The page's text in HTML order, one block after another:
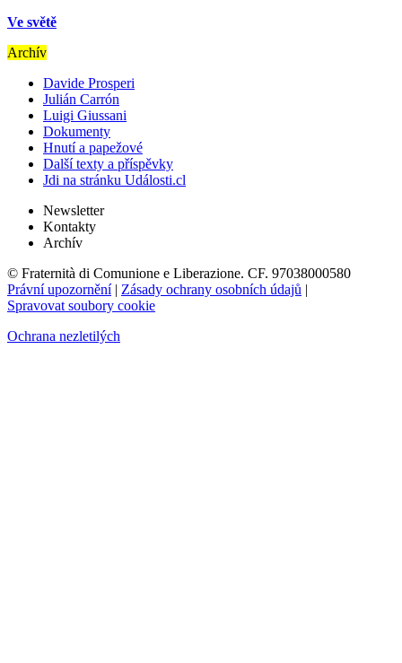
Ve světě
Archív
Davide Prosperi
Julián Carrón
Luigi Giussani
Dokumenty
Hnutí a papežové
Další texty a příspěvky
Jdi na stránku Události.cl
Newsletter
Kontakty
Archív
© Fraternità di Comunione e Liberazione. CF. 97038000580
Právní upozornění| Zásady ochrany osobních údajů |
Spravovat soubory cookie
Ochrana nezletilých